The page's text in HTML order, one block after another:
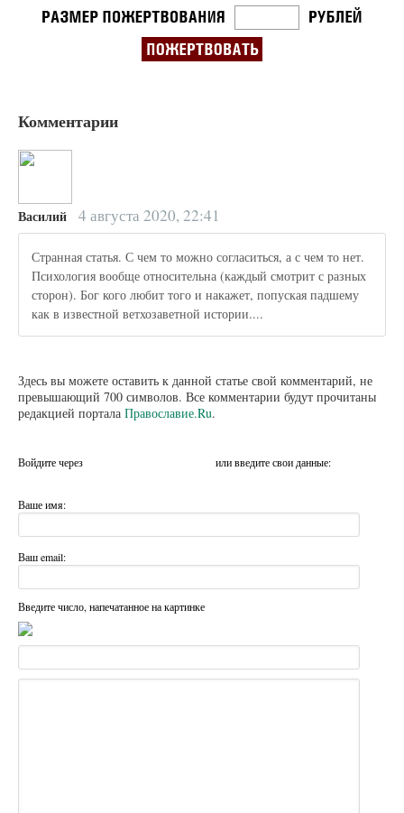
Комментарии
Василий 4 августа 2020, 22:41
Странная статья. С чем то можно согласиться, а с чем то нет.
Психология вообще относительна (каждый смотрит с разных
сторон). Бог кого любит того и накажет, попуская падшему
как в известной ветхозаветной истории....
Здесь вы можете оставить к данной статье свой комментарий, не
превышающий 700 символов. Все комментарии будут прочитаны
редакцией портала Православие.Ru.
Войдите через или введите свои данные:
Ваше имя:
Ваш email:
Введите число, напечатанное на картинке